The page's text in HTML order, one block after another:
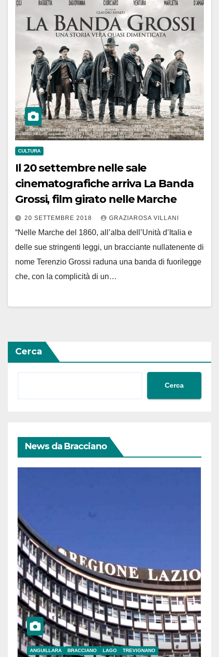
CULTURA
Il 20 settembre nelle sale
cinematografiche arriva La Banda
Grossi, film girato nelle Marche
20 SETTEMBRE 2018 GRAZIAROSA VILLANI
“Nelle Marche del 1860, all’alba dell’Unità d’Italia e
delle sue stringenti leggi, un bracciante nullatenente di
nome Terenzio Grossi raduna una banda di fuorilegge
che, con la complicità di un…
Cerca
Cerca
News da Bracciano
ANGUILLARA BRACCIANO LAGO TREVIGNANO